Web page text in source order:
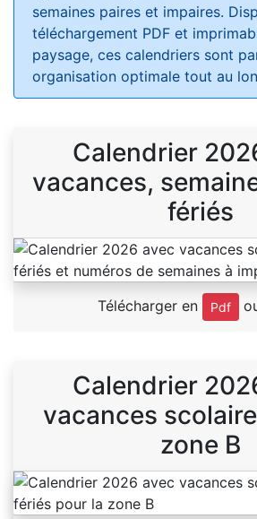
semaines paires et impaires.
téléchargement PDF et
paysage, ces calendriers sont
organisation optimale tout au
Calendrier
vacances,
fériés
Télécharger en Pdf
Calendrier
vacances
zone B